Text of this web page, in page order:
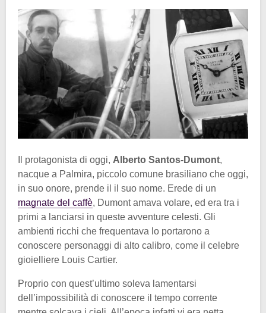
Il protagonista di oggi, Alberto Santos-Dumont,
nacque a Palmira, piccolo comune brasiliano che oggi,
in suo onore, prende il il suo nome. Erede di un
magnate del caffè, Dumont amava volare, ed era tra i
primi a lanciarsi in queste avventure celesti. Gli
ambienti ricchi che frequentava lo portarono a
conoscere personaggi di alto calibro, come il celebre
gioielliere Louis Cartier.
Proprio con quest’ultimo soleva lamentarsi
dell’impossibilità di conoscere il tempo corrente